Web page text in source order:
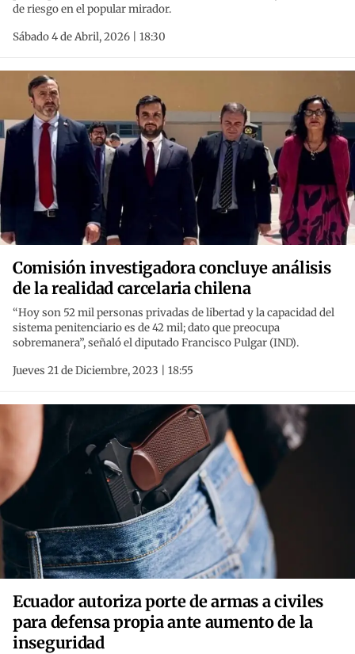
de riesgo en el popular mirador.
Sábado 4 de Abril, 2026 | 18:30
Comisión investigadora concluye análisis
de la realidad carcelaria chilena
“Hoy son 52 mil personas privadas de libertad y la capacidad del
sistema penitenciario es de 42 mil; dato que preocupa
sobremanera”, señaló el diputado Francisco Pulgar (IND).
Jueves 21 de Diciembre, 2023 | 18:55
Ecuador autoriza porte de armas a civiles
para defensa propia ante aumento de la
inseguridad